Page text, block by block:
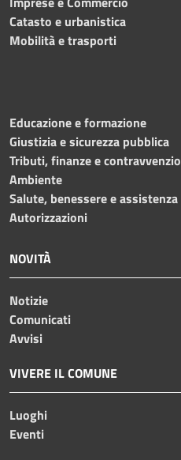
Catasto e urbanistica
Mobilità e trasporti
Educazione e formazione
Giustizia e sicurezza pubblica
Tributi, finanze e
Ambiente
Salute, benessere e assistenza
Autorizzazioni
NOVITÀ
Notizie
Comunicati
Avvisi
VIVERE IL COMUNE
Luoghi
Eventi